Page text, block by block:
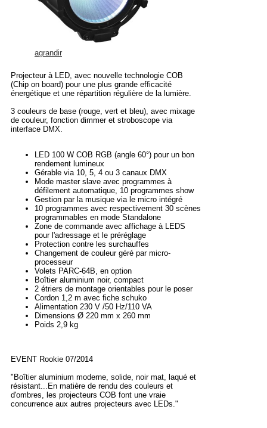
agrandir
Projecteur à LED, avec nouvelle technologie COB
(Chip on board) pour une plus grande efficacité
énergétique et une répartition régulière de la lumière.
3 couleurs de base (rouge, vert et bleu), avec mixage
de couleur, fonction dimmer et stroboscope via
interface DMX.
LED 100 W COB RGB (angle 60°) pour un bon
rendement lumineux
Gérable via 10, 5, 4 ou 3 canaux DMX
Mode master slave avec programmes à
défilement automatique, 10 programmes show
Gestion par la musique via le micro intégré
10 programmes avec respectivement 30 scènes
programmables en mode Standalone
Zone de commande avec affichage à LEDS
pour l'adressage et le préréglage
Protection contre les surchauffes
Changement de couleur géré par micro-
processeur
Volets PARC-64B, en option
Boîtier aluminium noir, compact
2 étriers de montage orientables pour le poser
Cordon 1,2 m avec fiche schuko
Alimentation 230 V /50 Hz/110 VA
Dimensions Ø 220 mm x 260 mm
Poids 2,9 kg
EVENT Rookie 07/2014
"Boîtier aluminium moderne, solide, noir mat, laqué et
résistant...En matière de rendu des couleurs et
d'ombres, les projecteurs COB font une vraie
concurrence aux autres projecteurs avec LEDs."